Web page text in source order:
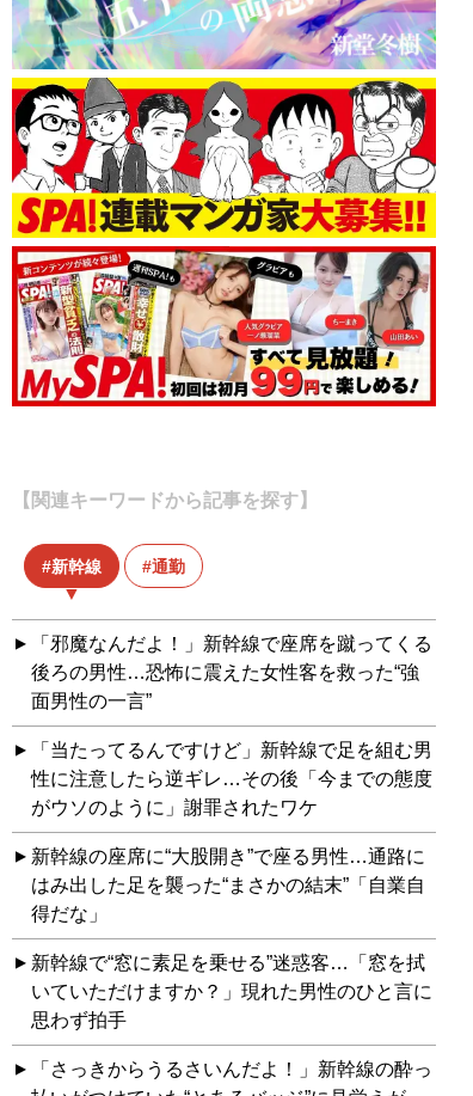
【関連キーワードから記事を探す】
新幹線 通勤
「邪魔なんだよ！」新幹線で座席を蹴ってくる
後ろの男性…恐怖に震えた女性客を救った“強
面男性の一言”
「当たってるんですけど」新幹線で足を組む男
性に注意したら逆ギレ…その後「今までの態度
がウソのように」謝罪されたワケ
新幹線の座席に“大股開き”で座る男性…通路に
はみ出した足を襲った“まさかの結末”「自業自
得だな」
新幹線で“窓に素足を乗せる”迷惑客…「窓を拭
いていただけますか？」現れた男性のひと言に
思わず拍手
「さっきからうるさいんだよ！」新幹線の酔っ